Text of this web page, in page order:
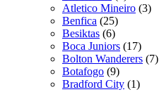
Atletico Mineiro (3)
Benfica (25)
Besiktas (6)
Boca Juniors (17)
Bolton Wanderers (7)
Botafogo (9)
Bradford City (1)